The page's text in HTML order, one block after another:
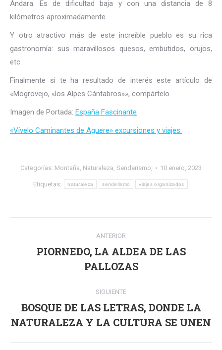
Ándara. Es de dificultad baja y con una distancia de 8
kilómetros aproximadamente.
Y otro atractivo más de este increíble pueblo es su rica
gastronomía: sus maravillosos quesos, embutidos, orujos,
etc.
Finalmente si te ha resultado de interés este artículo de
«Mogrovejo, «los Alpes Cántabros»», compártelo.
Imagen de Portada: España Fascinante
«Vívelo Caminantes de Aguere» excursiones y viajes.
Categorías: Montaña, Naturaleza, Senderismo, 10 enero, 2023
Etiquetas: naturaleza senderismo viajes organizados
Navegación
entre
publicaciones
ANTERIOR
Publicación
anterior:
PIORNEDO, LA ALDEA DE LAS
PALLOZAS
SIGUIENTE
Publicación
siguiente:
BOSQUE DE LAS LETRAS, DONDE LA
NATURALEZA Y LA CULTURA SE UNEN